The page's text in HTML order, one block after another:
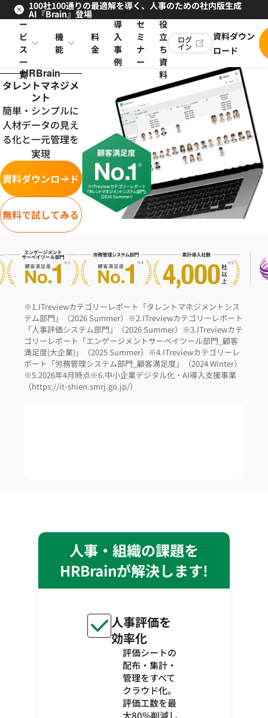
100社100通りの最適解を導く、人事のための社内版生成
AI『Brain』登場
サ
ー
ビ
ス
一
覧
機
能
料
金
導
入
事
例
セ
ミ
ナ
ー
お
役
立
ち
資
料
ログ
イン
資料ダウン
ロード
HRBrain
タレントマネジメ
ント
簡単・シンプルに
人材データの見え
る化と一元管理を
実現
資料ダウンロード
無料で試してみる
※1.ITreviewカテゴリーレポート「タレントマネジメントシス
テム部門」（2026 Summer） ※2.ITreviewカテゴリーレポート
「人事評価システム部門」（2026 Summer） ※3.ITreviewカテ
ゴリーレポート「エンゲージメントサーベイツール部門_顧客
満足度(大企業)」（2025 Summer） ※4.ITreviewカテゴリーレ
ポート「労務管理システム部門_顧客満足度」（2024 Winter）
※5.2026年4月時点※6.中小企業デジタル化・AI導入支援事業
（https://it-shien.smrj.go.jp/）
人事・組織の課題を
HRBrainが解決します!
人事評価を
効率化
評価シートの
配布・集計・
管理をすべて
クラウド化。
評価工数を最
大80%削減し